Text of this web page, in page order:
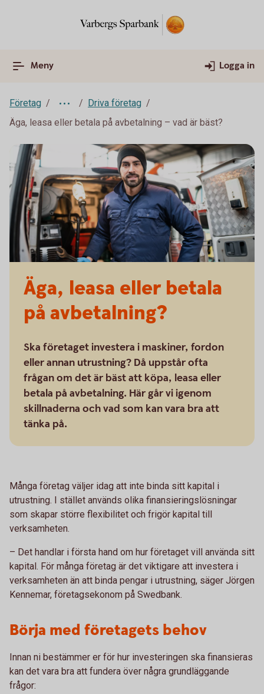
Meny Logga in
Företag
Driva företag
Äga, leasa eller betala på avbetalning – vad är bäst?
Äga, leasa eller betala
på avbetalning?
Ska företaget investera i maskiner, fordon
eller annan utrustning? Då uppstår ofta
frågan om det är bäst att köpa, leasa eller
betala på avbetalning. Här går vi igenom
skillnaderna och vad som kan vara bra att
tänka på.
Många företag väljer idag att inte binda sitt kapital i
utrustning. I stället används olika finansieringslösningar
som skapar större flexibilitet och frigör kapital till
verksamheten.
– Det handlar i första hand om hur företaget vill använda sitt
kapital. För många företag är det viktigare att investera i
verksamheten än att binda pengar i utrustning, säger Jörgen
Kennemar, företagsekonom på Swedbank.
Börja med företagets behov
Innan ni bestämmer er för hur investeringen ska finansieras
kan det vara bra att fundera över några grundläggande
frågor: